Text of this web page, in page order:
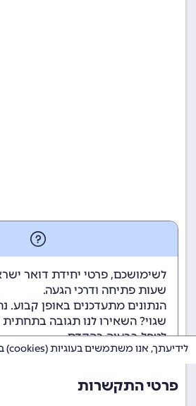
לשימושכם, פרטי יחידת דואר
שעות פתיחה ודרכי הגעה.
הנתונים מתעדכנים באופן קבוע.
שגוי? השאירו לנו תגובה בתחתית
לטפל בבעיה בהקדם.
פרטי התקשרות
לידיעתך, אנו משתמשים בעוגיות (cookies) באתר זה.